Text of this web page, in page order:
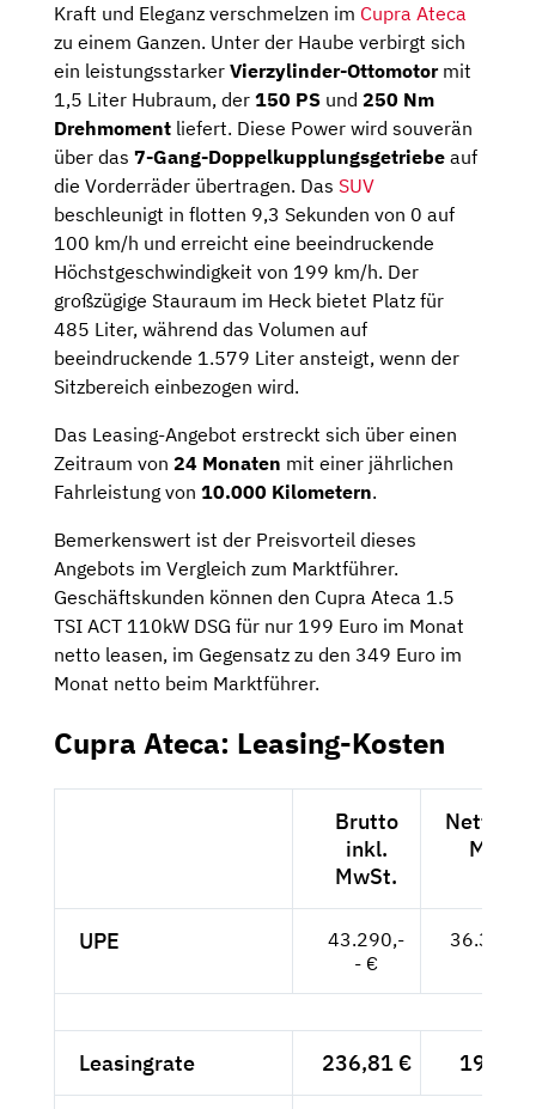
Kraft und Eleganz verschmelzen im Cupra Ateca
zu einem Ganzen. Unter der Haube verbirgt sich
ein leistungsstarker Vierzylinder-Ottomotormit
1,5 Liter Hubraum, der 150 PS und 250 Nm
Drehmoment liefert. Diese Power wird souverän
über das 7-Gang-Doppelkupplungsgetriebe auf
die Vorderräder übertragen. Das SUV
beschleunigt in flotten 9,3 Sekunden von 0 auf
100 km/h und erreicht eine beeindruckende
Höchstgeschwindigkeit von 199 km/h. Der
großzügige Stauraum im Heck bietet Platz für
485 Liter, während das Volumen auf
beeindruckende 1.579 Liter ansteigt, wenn der
Sitzbereich einbezogen wird.
Das Leasing-Angebot erstreckt sich über einen
Zeitraum von 24 Monaten mit einer jährlichen
Fahrleistung von 10.000 Kilometern.
Bemerkenswert ist der Preisvorteil dieses
Angebots im Vergleich zum Marktführer.
Geschäftskunden können den Cupra Ateca 1.5
TSI ACT 110kW DSG für nur 199 Euro im Monat
netto leasen, im Gegensatz zu den 349 Euro im
Monat netto beim Marktführer.
Cupra Ateca: Leasing-Kosten
Brutto
inkl.
MwSt.
Netto
MwSt.
UPE
43.290,-
- €
Leasingrate 236,81 € 199,--